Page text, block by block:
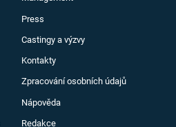
Press
Castingy a výzvy
Kontakty
Zpracování osobních údajů
Nápověda
Redakce